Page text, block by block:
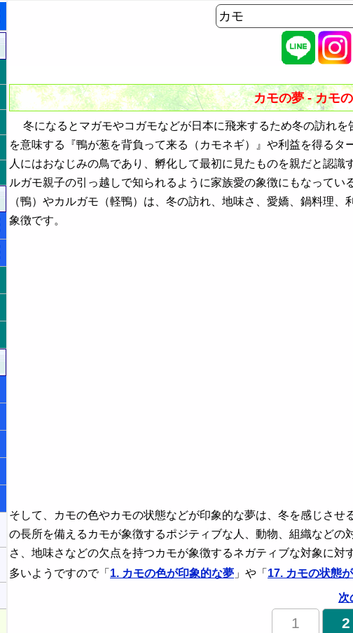
カモの夢 - カモ
冬になるとマガモやコガモなどが日本に飛来するため冬の訪れを
を意味する『鴨が葱を背負って来る（カモネギ）』や利益を得る
人にはおなじみの鳥であり、孵化して最初に見たものを親だと認識
ルガモ親子の引っ越しで知られるように家族愛の象徴にもなってい
（鴨）やカルガモ（軽鴨）は、冬の訪れ、地味さ、愛嬌、鍋料理
象徴です。
そして、カモの色やカモの状態などが印象的な夢は、冬を感じさ
の長所を備えるカモが象徴するポジティブな人、動物、組織など
さ、地味さなどの欠点を持つカモが象徴するネガティブな対象に
多いようですので「 1. カモの色が印象的な夢 」や「 17. カモの状態
次
1 2